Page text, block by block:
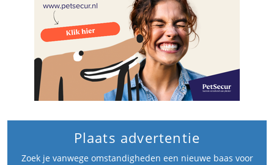
Plaats advertentie
Zoek je vanwege omstandigheden een nieuwe baas voor